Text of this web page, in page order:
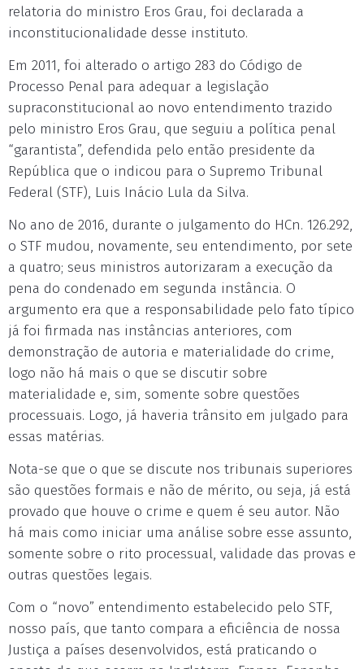
relatoria do ministro Eros Grau, foi declarada a
inconstitucionalidade desse instituto.
Em 2011, foi alterado o artigo 283 do Código de
Processo Penal para adequar a legislação
supraconstitucional ao novo entendimento trazido
pelo ministro Eros Grau, que seguiu a política penal
“garantista”, defendida pelo então presidente da
República que o indicou para o Supremo Tribunal
Federal (STF), Luis Inácio Lula da Silva.
No ano de 2016, durante o julgamento do HCn. 126.292,
o STF mudou, novamente, seu entendimento, por sete
a quatro; seus ministros autorizaram a execução da
pena do condenado em segunda instância. O
argumento era que a responsabilidade pelo fato típico
já foi firmada nas instâncias anteriores, com
demonstração de autoria e materialidade do crime,
logo não há mais o que se discutir sobre
materialidade e, sim, somente sobre questões
processuais. Logo, já haveria trânsito em julgado para
essas matérias.
Nota-se que o que se discute nos tribunais superiores
são questões formais e não de mérito, ou seja, já está
provado que houve o crime e quem é seu autor. Não
há mais como iniciar uma análise sobre esse assunto,
somente sobre o rito processual, validade das provas e
outras questões legais.
Com o “novo” entendimento estabelecido pelo STF,
nosso país, que tanto compara a eficiência de nossa
Justiça a países desenvolvidos, está praticando o